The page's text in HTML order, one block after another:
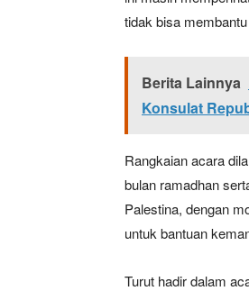
tidak bisa
Berita Lainnya
Konsulat
Rangkaian acara
bulan ramadhan
Palestina, dengan
untuk bantuan
Turut hadir dalam